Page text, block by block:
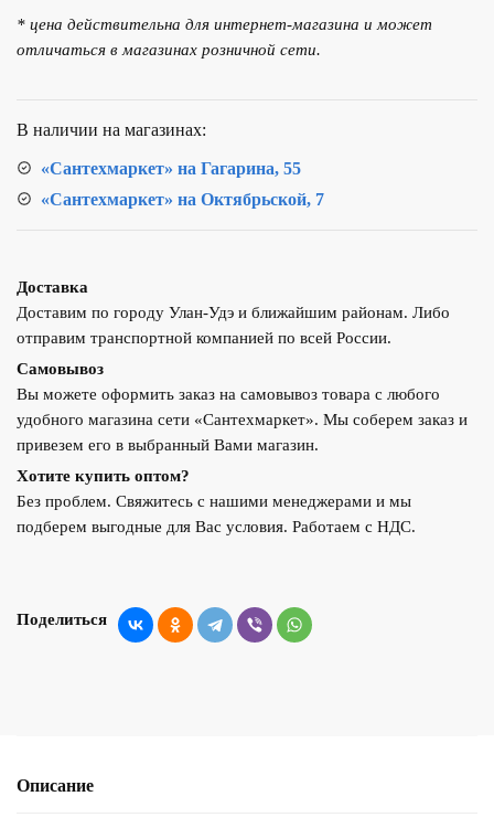
ДУ-40
* цена действительна для интернет-магазина и может
отличаться в магазинах розничной сети.
В наличии на магазинах:
«Сантехмаркет» на Гагарина, 55
«Сантехмаркет» на Октябрьской, 7
Доставка
Доставим по городу Улан-Удэ и ближайшим районам. Либо
отправим транспортной компанией по всей России.
Самовывоз
Вы можете оформить заказ на самовывоз товара с любого
удобного магазина сети «Сантехмаркет». Мы соберем заказ и
привезем его в выбранный Вами магазин.
Хотите купить оптом?
Без проблем. Свяжитесь с нашими менеджерами и мы
подберем выгодные для Вас условия. Работаем с НДС.
Поделиться
Описание